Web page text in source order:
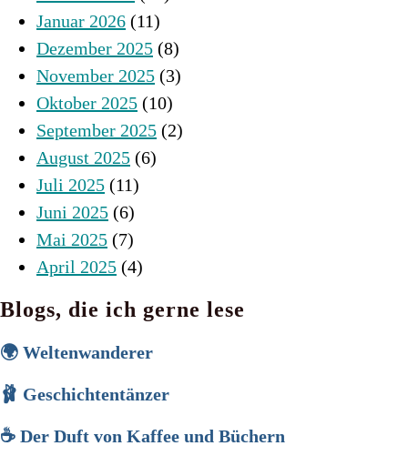
Januar 2026 (11)
Dezember 2025 (8)
November 2025 (3)
Oktober 2025 (10)
September 2025 (2)
August 2025 (6)
Juli 2025 (11)
Juni 2025 (6)
Mai 2025 (7)
April 2025 (4)
Blogs, die ich gerne lese
🌍 Weltenwanderer
🩰 Geschichtentänzer
☕ Der Duft von Kaffee und Büchern